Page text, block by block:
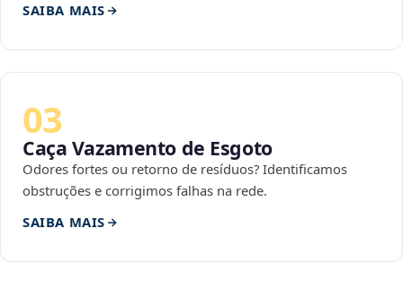
SAIBA MAIS
03
Caça Vazamento de Esgoto
Odores fortes ou retorno de resíduos? Identificamos
obstruções e corrigimos falhas na rede.
SAIBA MAIS